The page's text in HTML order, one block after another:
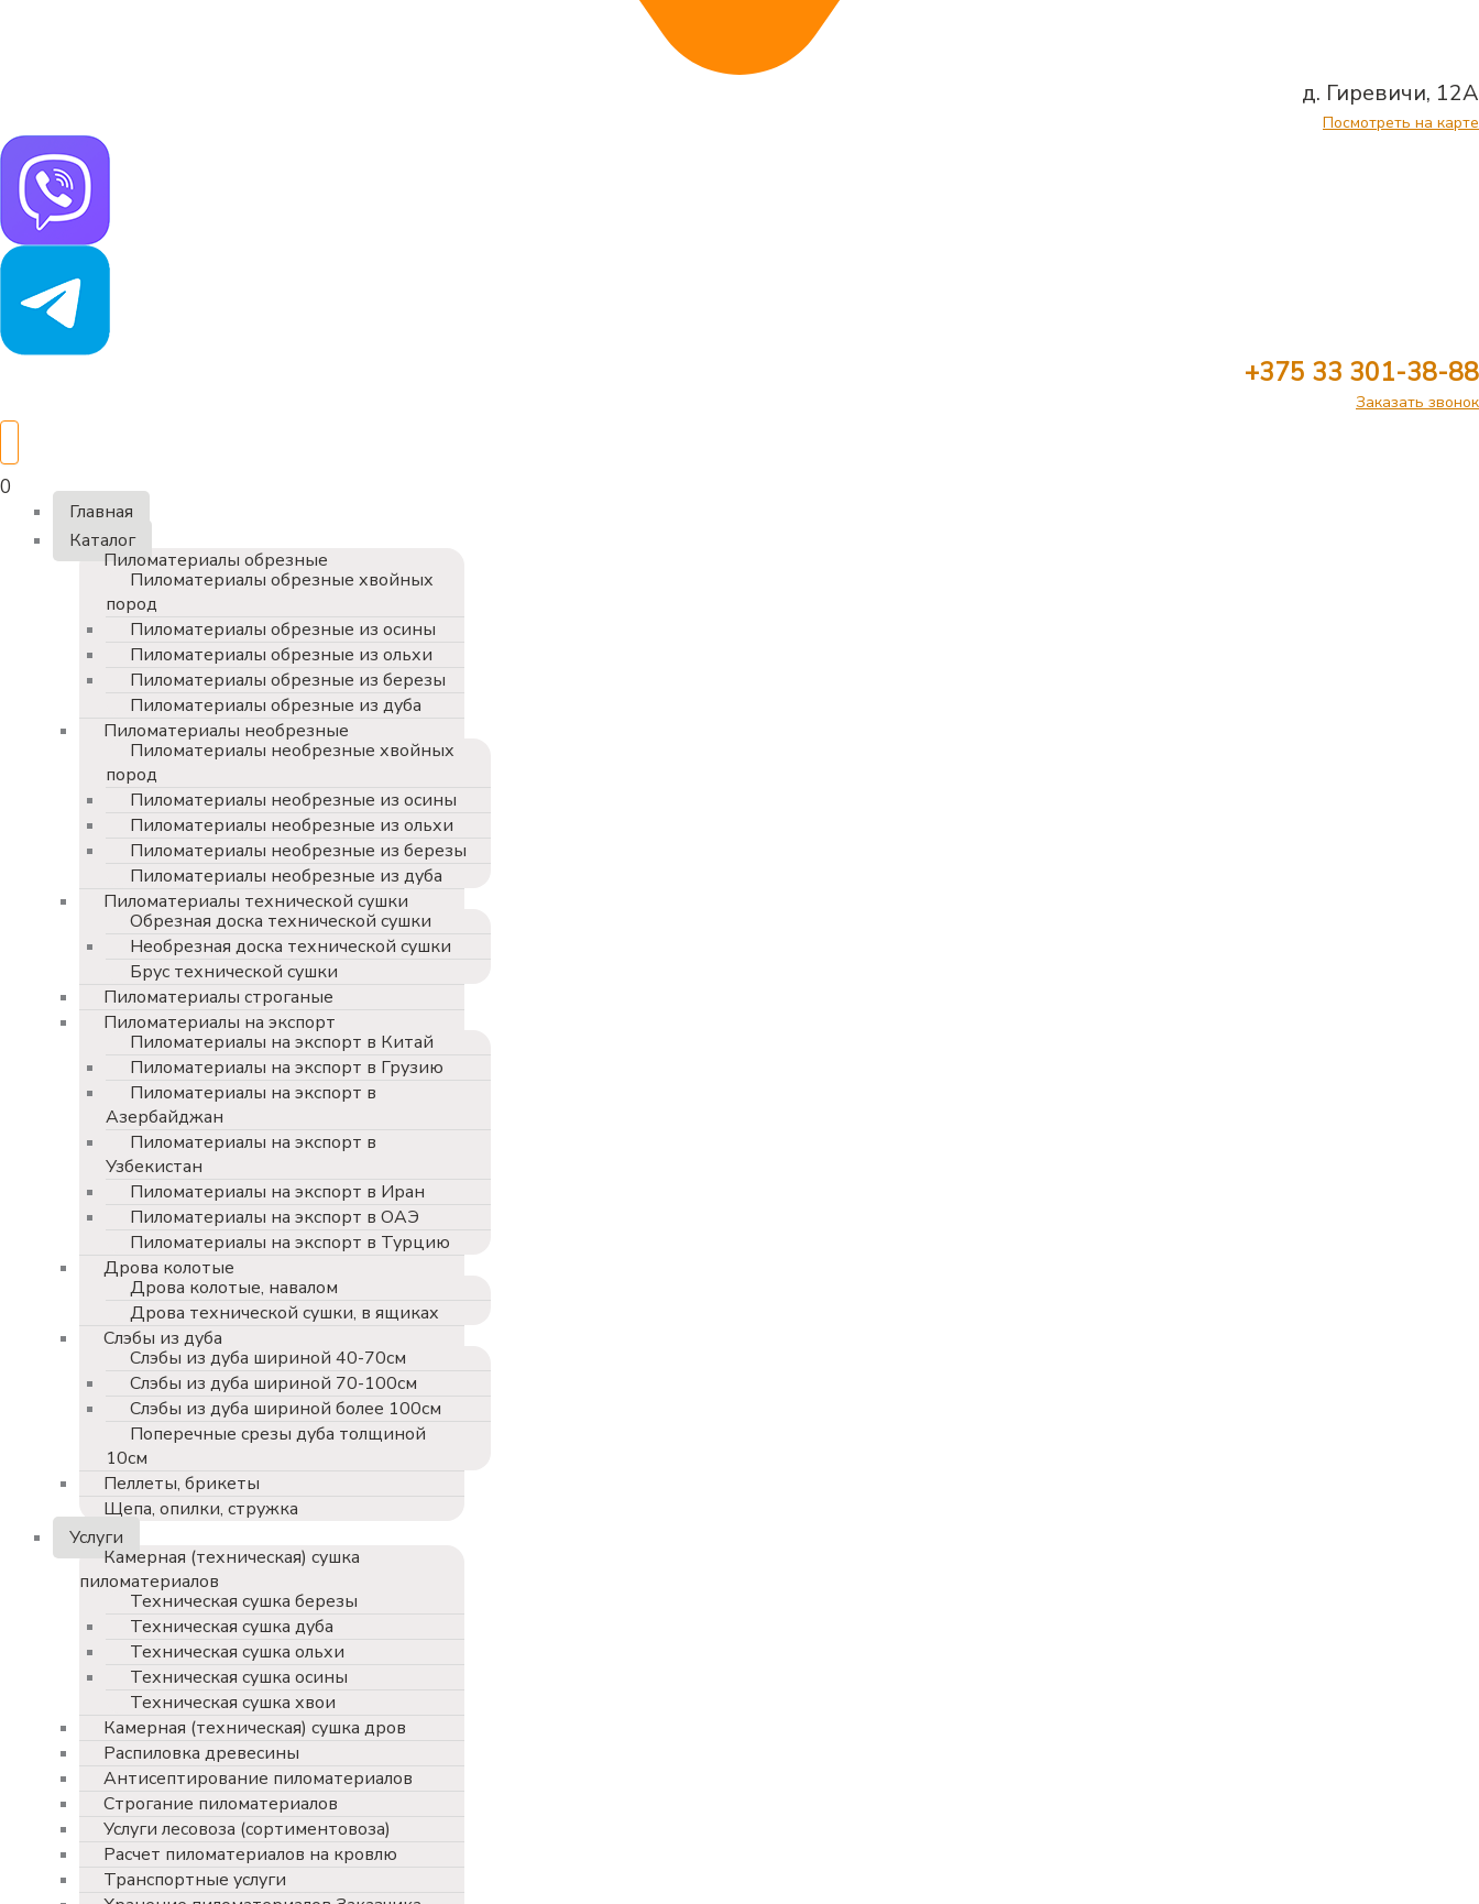
д. Гиревичи, 12А
Посмотреть на карте
+375 33 301-38-88
Заказать звонок
0
Главная
Каталог
Пиломатериалы обрезные
Пиломатериалы обрезные хвойных
пород
Пиломатериалы обрезные из осины
Пиломатериалы обрезные из ольхи
Пиломатериалы обрезные из березы
Пиломатериалы обрезные из дуба
Пиломатериалы необрезные
Пиломатериалы необрезные хвойных
пород
Пиломатериалы необрезные из осины
Пиломатериалы необрезные из ольхи
Пиломатериалы необрезные из березы
Пиломатериалы необрезные из дуба
Пиломатериалы технической сушки
Обрезная доска технической сушки
Необрезная доска технической сушки
Брус технической сушки
Пиломатериалы строганые
Пиломатериалы на экспорт
Пиломатериалы на экспорт в Китай
Пиломатериалы на экспорт в Грузию
Пиломатериалы на экспорт в
Азербайджан
Пиломатериалы на экспорт в
Узбекистан
Пиломатериалы на экспорт в Иран
Пиломатериалы на экспорт в ОАЭ
Пиломатериалы на экспорт в Турцию
Дрова колотые
Дрова колотые, навалом
Дрова технической сушки, в ящиках
Слэбы из дуба
Слэбы из дуба шириной 40-70см
Слэбы из дуба шириной 70-100см
Слэбы из дуба шириной более 100см
Поперечные срезы дуба толщиной
10см
Пеллеты, брикеты
Щепа, опилки, стружка
Услуги
Камерная (техническая) сушка
пиломатериалов
Техническая сушка березы
Техническая сушка дуба
Техническая сушка ольхи
Техническая сушка осины
Техническая сушка хвои
Камерная (техническая) сушка дров
Распиловка древесины
Антисептирование пиломатериалов
Строгание пиломатериалов
Услуги лесовоза (сортиментовоза)
Расчет пиломатериалов на кровлю
Транспортные услуги